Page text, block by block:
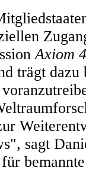
Axiom 4
trägt dazu
sagt